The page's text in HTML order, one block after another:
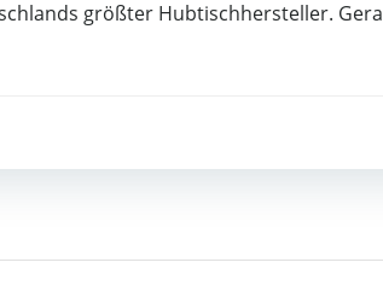
größter Hubtischhersteller.